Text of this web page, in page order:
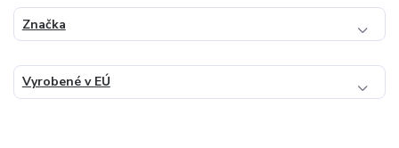
Značka
Vyrobené v EÚ